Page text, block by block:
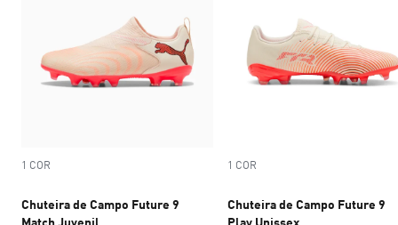
1 COR
Chuteira de Campo Future 9
1 COR
Chuteira de Campo Future 9